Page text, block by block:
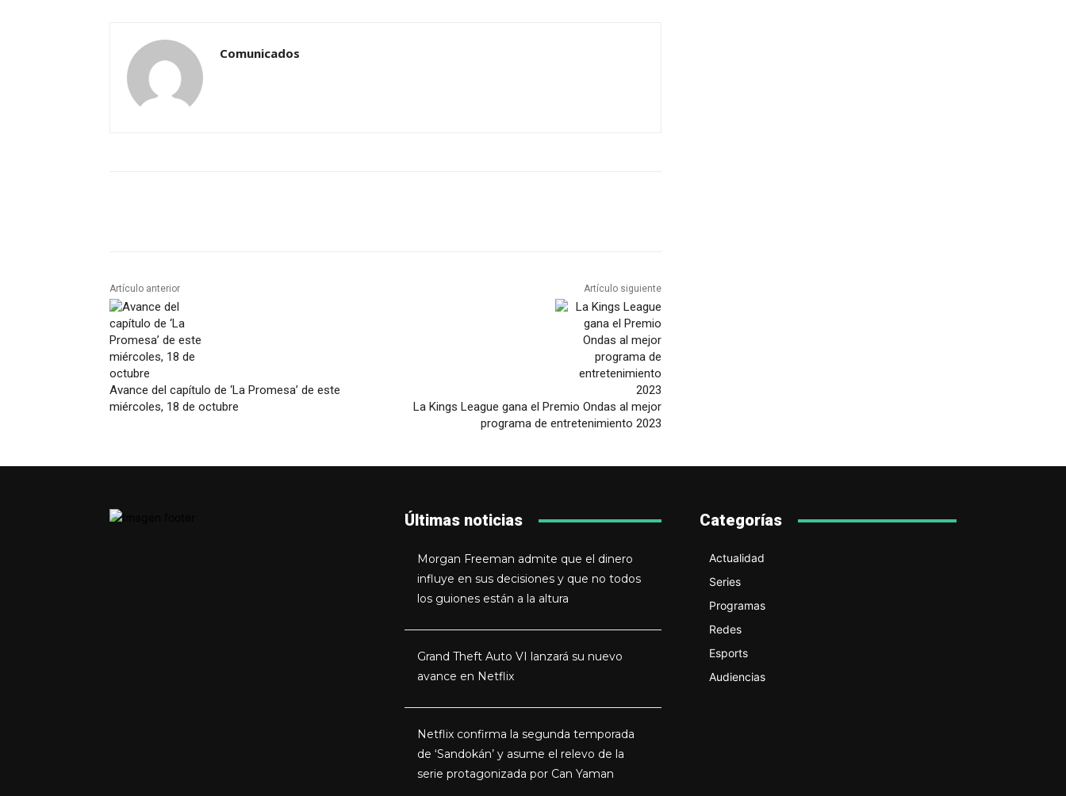
Comunicados
Artículo anterior
Avance del capítulo de ‘La Promesa’ de este
miércoles, 18 de octubre
Artículo siguiente
La Kings League gana el Premio Ondas al mejor
programa de entretenimiento 2023
Últimas noticias
Morgan Freeman admite que el dinero
influye en sus decisiones y que no todos
los guiones están a la altura
Grand Theft Auto VI lanzará su nuevo
avance en Netflix
Netflix confirma la segunda temporada
de ‘Sandokán’ y asume el relevo de la
serie protagonizada por Can Yaman
Categorías
Actualidad
Series
Programas
Redes
Esports
Audiencias